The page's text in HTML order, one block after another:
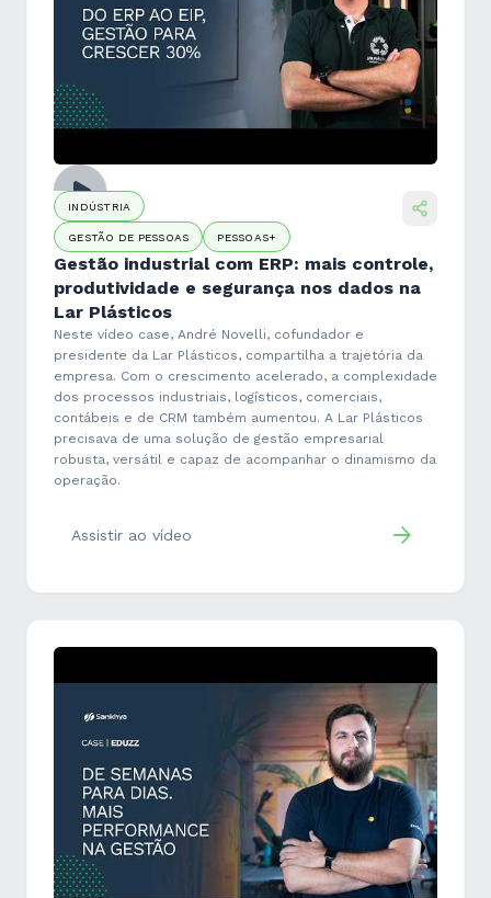
INDÚSTRIA
GESTÃO DE PESSOAS PESSOAS+
Gestão industrial com ERP: mais controle,
produtividade e segurança nos dados na
Lar Plásticos
Neste vídeo case, André Novelli, cofundador e
presidente da Lar Plásticos, compartilha a trajetória da
empresa. Com o crescimento acelerado, a complexidade
dos processos industriais, logísticos, comerciais,
contábeis e de CRM também aumentou. A Lar Plásticos
precisava de uma solução de gestão empresarial
robusta, versátil e capaz de acompanhar o dinamismo da
operação.
Assistir ao vídeo